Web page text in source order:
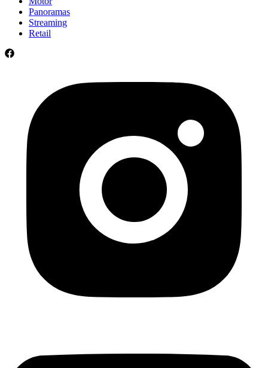
Panoramas
Streaming
Retail